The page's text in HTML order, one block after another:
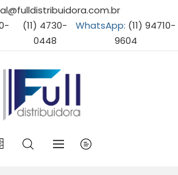
(11) 4730-
0448
WhatsApp: (11) 94710-
9604